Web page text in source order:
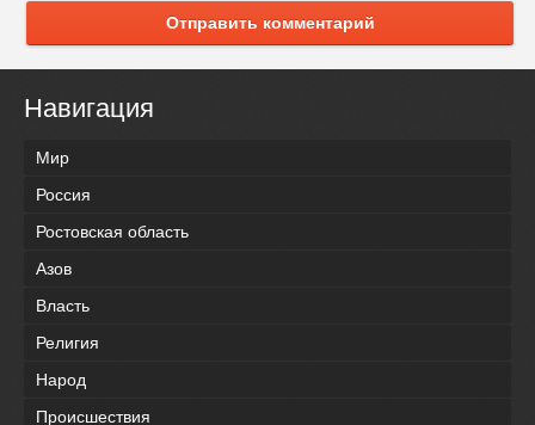
Отправить комментарий
Навигация
Мир
Россия
Ростовская область
Азов
Власть
Религия
Народ
Происшествия